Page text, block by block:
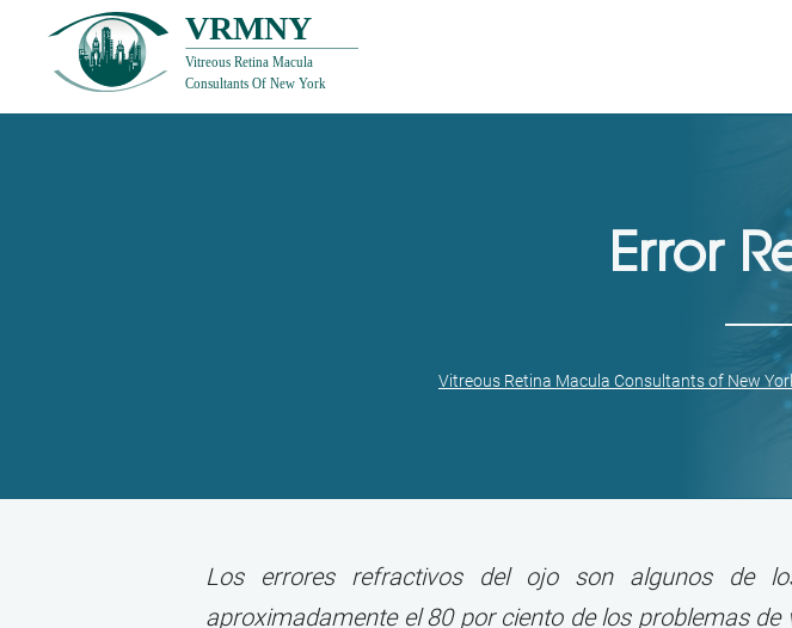
Error
Vitreous Retina Macula Consultants of New
Los errores refractivos del ojo son algunos de
aproximadamente el 80 por ciento de los problemas